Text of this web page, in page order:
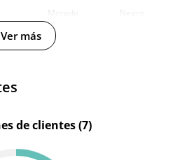
Morado Negro
Silicona
más
de clientes (7)